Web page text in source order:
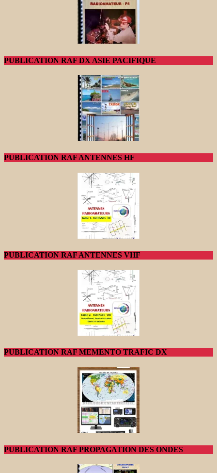
PUBLICATION RAF DX ASIE PACIFIQUE
PUBLICATION RAF ANTENNES HF
PUBLICATION RAF ANTENNES VHF
PUBLICATION RAF MEMENTO TRAFIC DX
PUBLICATION RAF PROPAGATION DES ONDES